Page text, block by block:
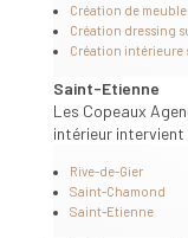
Création de
Création dressing
Création intérieure
Saint-Etienne
Les Copeaux
intérieur
Rive-de-Gier
Saint-Chamond
Saint-Etienne